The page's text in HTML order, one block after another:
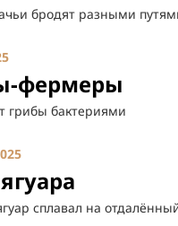
бродят разными
фермеры
грибы бактериями
сплавал на